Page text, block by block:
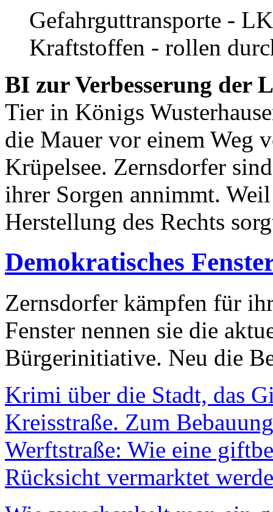
Gefahrguttransporte -
Kraftstoffen - rollen
BI zur Verbesserung der
Tier in Königs
die Mauer vor einem Weg
Krüpelsee. Zernsdorfer
ihrer Sorgen annimmt.
Herstellung des Rechts
Demokratisches
Zernsdorfer kämpfen für
Fenster nennen sie die
Bürgerinitiative. Neu die
Krimi über die Stadt, das
Kreisstraße. Zum
Werftstraße: Wie eine
Rücksicht vermarktet